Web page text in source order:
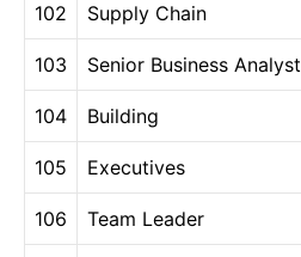
102 Supply Chain
103 Senior Business Analyst
104 Building
105 Executives
106 Team Leader